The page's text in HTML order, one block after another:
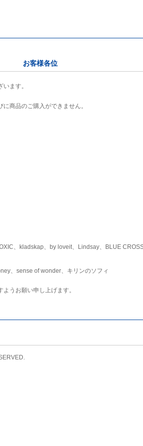
お客様各位
ます。
商品のご購入ができません。
、kladskap、by loveit、Lindsay、BLUE
、sense of wonder、キリンのソフィ
うお願い申し上げます。